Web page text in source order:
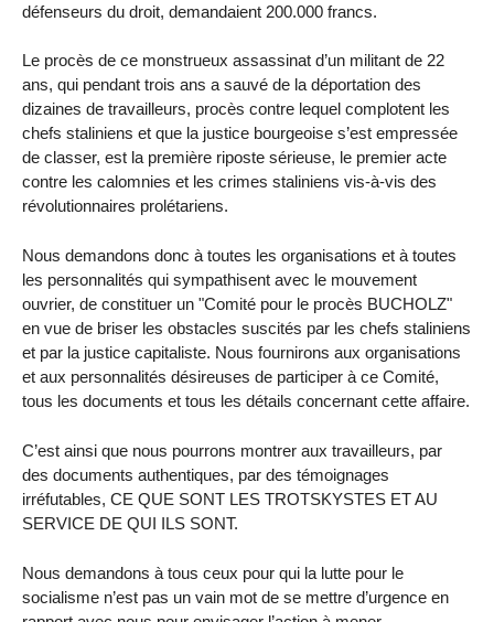
défenseurs du droit, demandaient 200.000 francs.
Le procès de ce monstrueux assassinat d’un militant de 22
ans, qui pendant trois ans a sauvé de la déportation des
dizaines de travailleurs, procès contre lequel complotent les
chefs staliniens et que la justice bourgeoise s’est empressée
de classer, est la première riposte sérieuse, le premier acte
contre les calomnies et les crimes staliniens vis-à-vis des
révolutionnaires prolétariens.
Nous demandons donc à toutes les organisations et à toutes
les personnalités qui sympathisent avec le mouvement
ouvrier, de constituer un "Comité pour le procès BUCHOLZ"
en vue de briser les obstacles suscités par les chefs staliniens
et par la justice capitaliste. Nous fournirons aux organisations
et aux personnalités désireuses de participer à ce Comité,
tous les documents et tous les détails concernant cette affaire.
C’est ainsi que nous pourrons montrer aux travailleurs, par
des documents authentiques, par des témoignages
irréfutables, CE QUE SONT LES TROTSKYSTES ET AU
SERVICE DE QUI ILS SONT.
Nous demandons à tous ceux pour qui la lutte pour le
socialisme n’est pas un vain mot de se mettre d’urgence en